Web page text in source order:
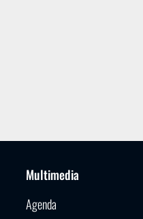
Multimedia
Agenda